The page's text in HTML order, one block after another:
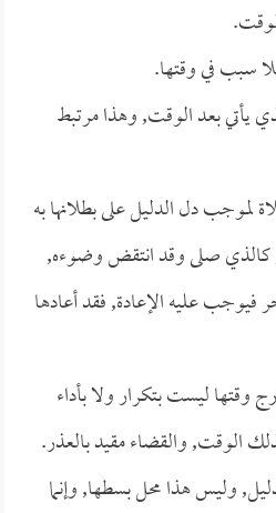
سبب في وقتها.
يأتي بعد الوقت, وهذا مرتبط
لموجب دل الدليل على بطلانها به
صلى وقد انتقض وضوءه,
فيوجب عليه الإعادة, فقد أعادها
وقتها ليست بتكرار ولا بأداء
الوقت, والقضاء مقيد بالعذر.
وليس هذا محل بسطها, وإنما